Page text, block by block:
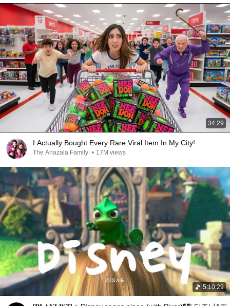
34:29
I Actually Bought Every Rare Viral Item In My City!
The Anazala Family • 17M views
5:10:29